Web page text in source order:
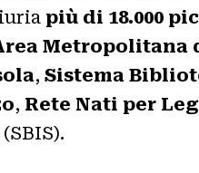
più di 18.000
Metropolitana
, Sistema
, Rete Nati per
(SBIS).